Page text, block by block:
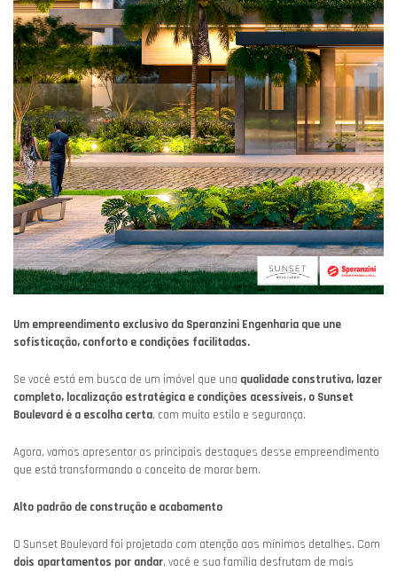
Um empreendimento exclusivo da Speranzini Engenharia que une
sofisticação, conforto e condições facilitadas.
Se você está em busca de um imóvel que una qualidade construtiva, lazer
completo, localização estratégica e condições acessíveis, o Sunset
Boulevard é a escolha certa, com muito estilo e segurança.
Agora, vamos apresentar os principais destaques desse empreendimento
que está transformando o conceito de morar bem.
Alto padrão de construção e acabamento
O Sunset Boulevard foi projetado com atenção aos mínimos detalhes. Com
dois apartamentos por andar, você e sua família desfrutam de mais